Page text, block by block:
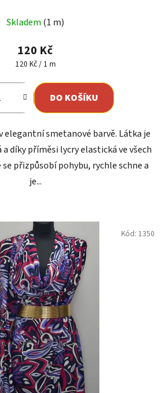
Skladem (1 m)
120 Kč
Měrná
120 Kč / 1 m
DO KOŠÍKU
elegantní smetanové barvě. Látka je
díky příměsi lycry elastická ve všech
přizpůsobí pohybu, rychle schne a
je...
Kód: 1350